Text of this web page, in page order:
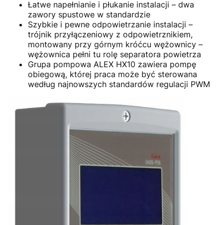
Łatwe napełnianie i płukanie instalacji – dwa
zawory spustowe w standardzie
Szybkie i pewne odpowietrzanie instalacji –
trójnik przyłączeniowy z odpowietrznikiem,
montowany przy górnym króćcu wężownicy –
wężownica pełni tu rolę separatora powietrza
Grupa pompowa ALEX HX10 zawiera pompę
obiegową, której praca może być sterowana
według najnowszych standardów regulacji PWM